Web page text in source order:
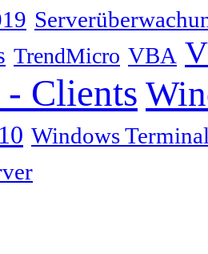
TrendMicro VBA
Clients
Windows